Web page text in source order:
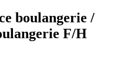
boulangerie /
F/H